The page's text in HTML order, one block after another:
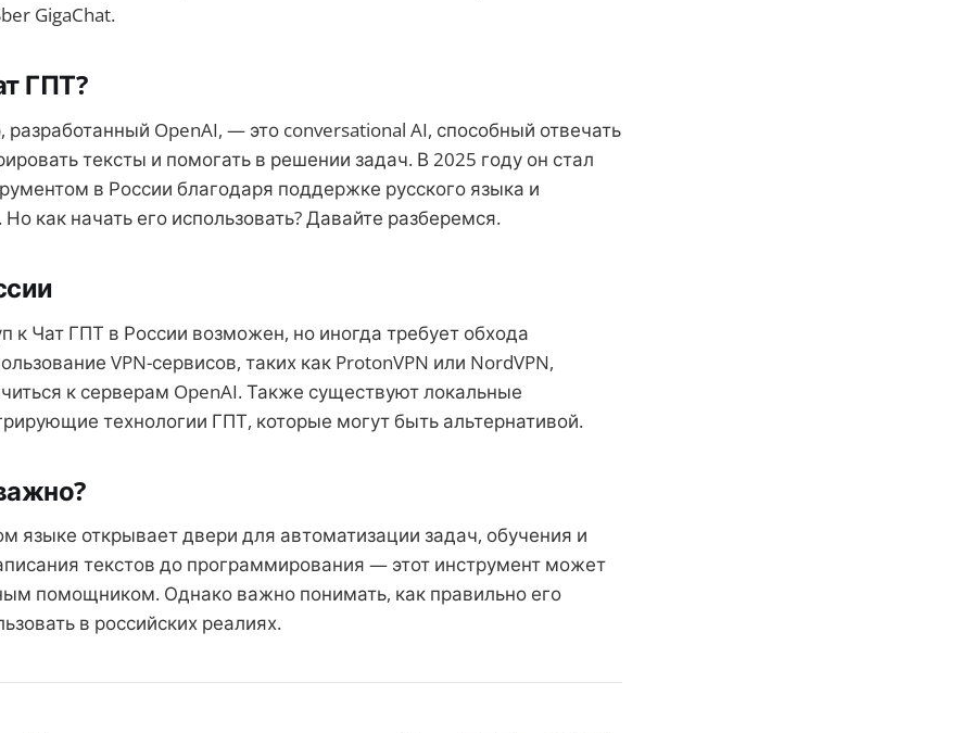
GigaChat.
ГПТ?
разработанный OpenAI, — это conversational AI, способный отвечать
тексты и помогать в решении задач. В 2025 году он стал
в России благодаря поддержке русского языка и
как начать его использовать? Давайте разберемся.
к Чат ГПТ в России возможен, но иногда требует обхода
VPN-сервисов, таких как ProtonVPN или NordVPN,
к серверам OpenAI. Также существуют локальные
технологии ГПТ, которые могут быть альтернативой.
языке открывает двери для автоматизации задач, обучения и
текстов до программирования — этот инструмент может
помощником. Однако важно понимать, как правильно его
в российских реалиях.